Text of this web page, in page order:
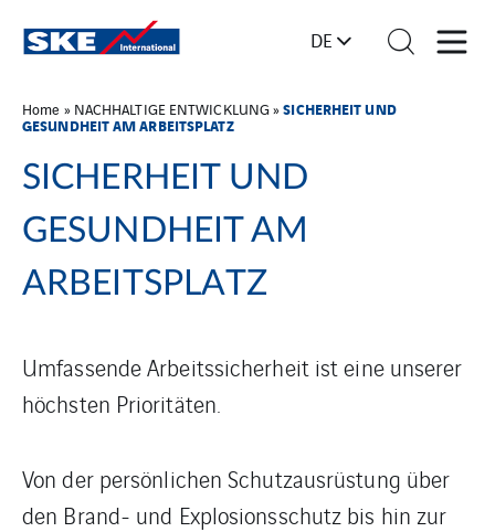
DE
Home » NACHHALTIGE ENTWICKLUNG»SICHERHEIT UND
GESUNDHEIT AM ARBEITSPLATZ
SICHERHEIT UND
GESUNDHEIT AM
ARBEITSPLATZ
Umfassende Arbeitssicherheit ist eine unserer
höchsten Prioritäten.
Von der persönlichen Schutzausrüstung über
den Brand- und Explosionsschutz bis hin zur